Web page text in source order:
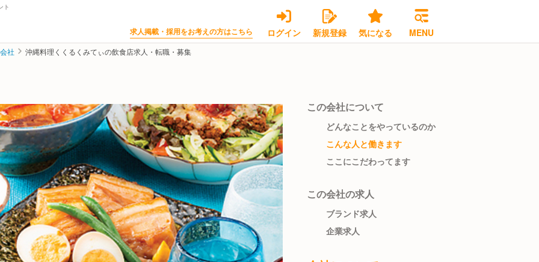
ト
求人掲載・採用をお考えの方はこちら ログイン 新規登録 気になる MENU
社 沖縄料理くくるくみてぃの飲食店求人・転職・募集
この会社について
どんなことをやっているのか
こんな人と働きます
ここにこだわってます
この会社の求人
ブランド求人
企業求人